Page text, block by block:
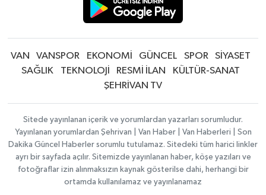
VAN VANSPOR EKONOMİ GÜNCEL SPOR
SİYASET
SAĞLIK
TEKNOLOJİ RESMİ İLAN
KÜLTÜR-SANAT
ŞEHRİVAN TV
Sitede yayınlanan içerik ve yorumlardan yazarları sorumludur.
Yayınlanan yorumlardan Şehrivan | Van Haber | Van Haberleri | Son
Dakika Güncel Haberler sorumlu tutulamaz. Sitedeki tüm harici linkler
ayrı bir sayfada açılır. Sitemizde yayınlanan haber, köşe yazıları ve
fotoğraflar izin alınmaksızın kaynak gösterilse dahi, herhangi bir
ortamda kullanılamaz ve yayınlanamaz